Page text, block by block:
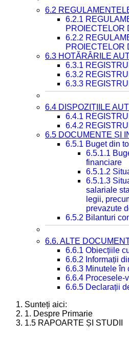
6.2
6.2.1
PROIECTELOR
6.2.2
PROIECTELOR
6.3 HOTĂRÂRILE
6.3.1
6.3.2
6.3.3
6.4 DISPOZIȚIILE
6.4.1
6.4.2
6.5 DOCUMENTE ȘI
6.5.1 Buget din
6.5.1.1
financiare
6.5.1.2
6.5.1.3
salariale
legii,
prevazute
6.5.2 Bilanturi
6.6. ALTE
6.6.1 Obiecțiile
6.6.2 Informații
6.6.3 Minutele în
6.6.4 Procesele-
6.6.5 Declarații
Sunteți aici:
1. Despre Primarie
1.5 RAPOARTE ȘI STUDII